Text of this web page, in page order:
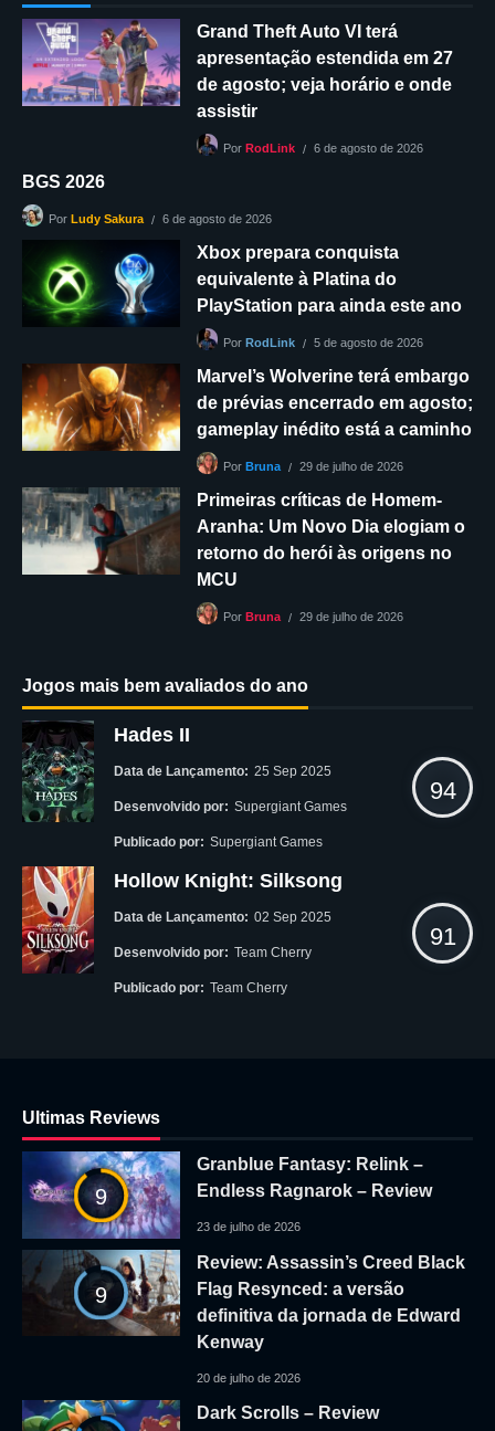
Grand Theft Auto VI terá
apresentação estendida em 27
de agosto; veja horário e onde
assistir
Por RodLink 6 de agosto de 2026
BGS 2026
Por Ludy Sakura 6 de agosto de 2026
Xbox prepara conquista
equivalente à Platina do
PlayStation para ainda este ano
Por RodLink 5 de agosto de 2026
Marvel’s Wolverine terá embargo
de prévias encerrado em agosto;
gameplay inédito está a caminho
Por Bruna 29 de julho de 2026
Primeiras críticas de Homem-
Aranha: Um Novo Dia elogiam o
retorno do herói às origens no
MCU
Por Bruna 29 de julho de 2026
Jogos mais bem avaliados do ano
Hades II
Data de Lançamento: 25 Sep 2025
Desenvolvido por: Supergiant Games
Publicado por: Supergiant Games
94
Hollow Knight: Silksong
Data de Lançamento: 02 Sep 2025
Desenvolvido por: Team Cherry
Publicado por: Team Cherry
91
Ultimas Reviews
9
Granblue Fantasy: Relink –
Endless Ragnarok – Review
23 de julho de 2026
9
Review: Assassin’s Creed Black
Flag Resynced: a versão
definitiva da jornada de Edward
Kenway
20 de julho de 2026
Dark Scrolls – Review